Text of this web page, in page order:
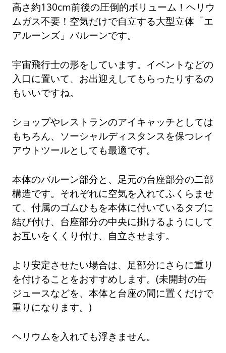
高さ約130cm前後の圧倒的ボリューム！ヘリウ
ムガス不要！空気だけで自立する大型立体「エ
アルーンズ」バルーンです。
宇宙飛行士の形をしています。イベントなどの
入口に置いて、お出迎えしてもらったりするの
もいいですね。
ショップやレストランのアイキャッチとしては
もちろん、ソーシャルディスタンスを保つレイ
アウトツールとしても最適です。
本体のバルーン部分と、足元の台座部分の二部
構造です。それぞれに空気を入れてふくらませ
て、付属のゴムひもを本体に付いているタブに
結び付け、台座部分の中央に掛けるようにして
お互いをくくり付け、自立させます。
より安定させたい場合は、足部分にさらに重り
を付けることをおすすめします。(未開封の缶
ジュースなどを、本体と台座の間に置くだけで
重りになります。)
ヘリウムを入れても浮きません。